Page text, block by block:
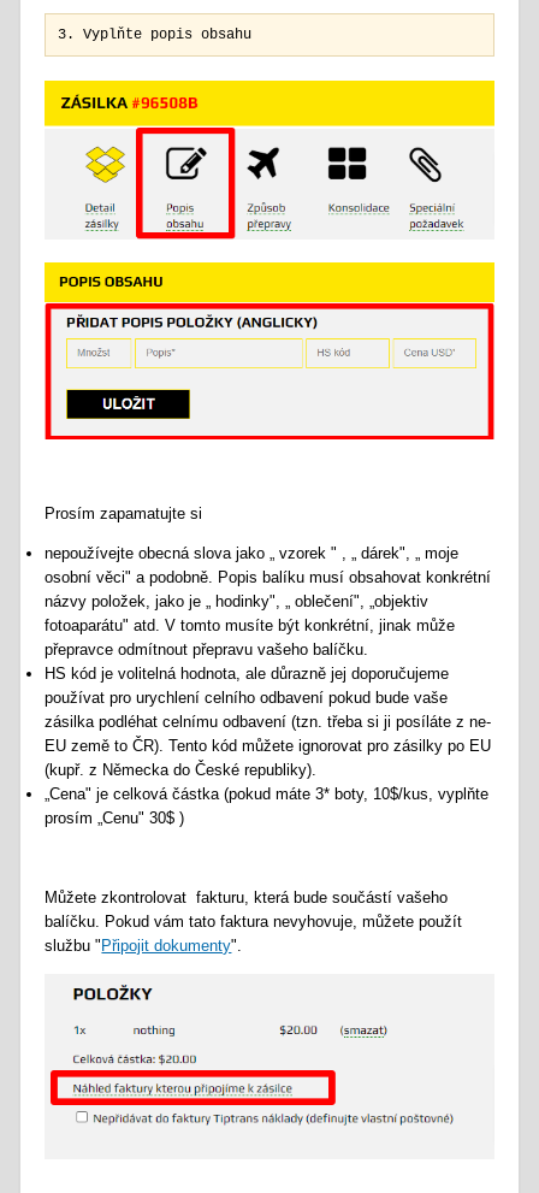
3. Vyplňte popis obsahu
Prosím zapamatujte si
nepoužívejte obecná slova jako „ vzorek " , „ dárek", „ moje
osobní věci" a podobně. Popis balíku musí obsahovat konkrétní
názvy položek, jako je „ hodinky", „ oblečení", „objektiv
fotoaparátu" atd. V tomto musíte být konkrétní, jinak může
přepravce odmítnout přepravu vašeho balíčku.
HS kód je volitelná hodnota, ale důrazně jej doporučujeme
používat pro urychlení celního odbavení pokud bude vaše
zásilka podléhat celnímu odbavení (tzn. třeba si ji posíláte z ne-
EU země to ČR). Tento kód můžete ignorovat pro zásilky po EU
(kupř. z Německa do České republiky).
„Cena" je celková částka (pokud máte 3* boty, 10$/kus, vyplňte
prosím „Cenu" 30$ )
Můžete zkontrolovat fakturu, která bude součástí vašeho
balíčku. Pokud vám tato faktura nevyhovuje, můžete použít
službu " Připojit dokumenty".